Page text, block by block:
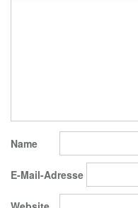
Name
E-Mail-Adresse